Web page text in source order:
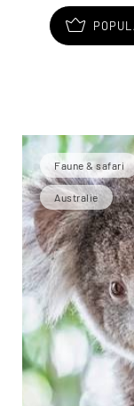
Faune & safari
Australie